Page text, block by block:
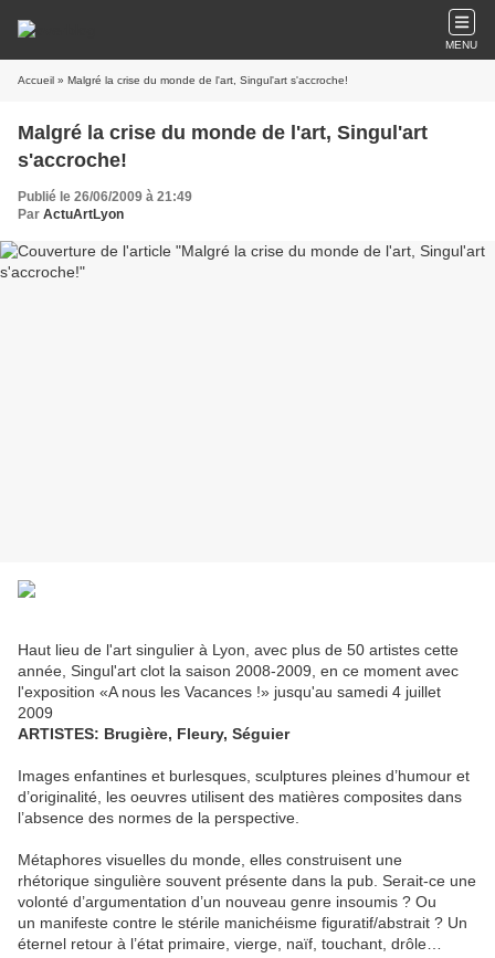
MENU
Accueil » Malgré la crise du monde de l'art, Singul'art s'accroche!
Malgré la crise du monde de l'art, Singul'art
s'accroche!
Publié le 26/06/2009 à 21:49
Par ActuArtLyon
Haut lieu de l'art singulier à Lyon, avec plus de 50 artistes cette
année, Singul'art clot la saison 2008-2009, en ce moment avec
l'exposition «A nous les Vacances !» jusqu'au samedi 4 juillet
2009
ARTISTES: Brugière, Fleury, Séguier
Images enfantines et burlesques, sculptures pleines d’humour et
d’originalité, les oeuvres utilisent des matières composites dans
l’absence des normes de la perspective.
Métaphores visuelles du monde, elles construisent une
rhétorique singulière souvent présente dans la pub. Serait-ce une
volonté d’argumentation d’un nouveau genre insoumis ? Ou
un manifeste contre le stérile manichéisme figuratif/abstrait ? Un
éternel retour à l’état primaire, vierge, naïf, touchant, drôle…